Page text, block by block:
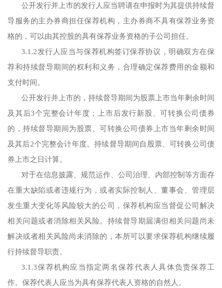
公开发行并上市的发行人应当聘请在申报时为其提供持续督
导服务的主办券商担任保荐机构，主办券商不具有保荐业务资
格的，可以由其控股的具有保荐业务资格的子公司担任。
3.1.2发行人应当与保荐机构签订保荐协议，明确双方在保
荐和持续督导期间的权利和义务，合理确定保荐费用的金额和
支付时间。
公开发行并上市的，持续督导期间为股票上市当年剩余时间
及其后3个完整会计年度；上市后发行新股、可转换公司债券
的，持续督导期间为股票、可转换公司债券上市当年剩余时间
及其后2个完整会计年度。持续督导期间自股票、可转换公司债
券上市之日计算。
对于在信息披露、规范运作、公司治理、内部控制等方面存
在重大缺陷或者违规行为，或者实际控制人、董事会、管理层
发生重大变化等风险较大的公司，保荐机构应当督促公司解决
相关问题或者消除相关风险。持续督导期届满但相关问题尚未
解决或者相关风险尚未消除的，本所可以要求保荐机构继续履
行持续督导职责。
3.1.3保荐机构应当指定两名保荐代表人具体负责保荐工
作。保荐代表人应当为具有保荐代表人资格的自然人。